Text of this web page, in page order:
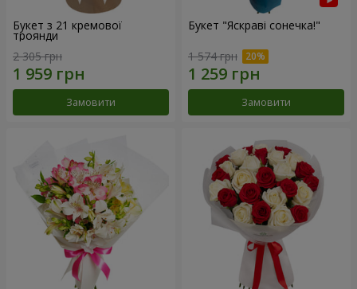
Букет з 21 кремової
троянди
2 305 грн
Замовити
Букет "Яскраві сонечка!"
1 574 грн
Замовити